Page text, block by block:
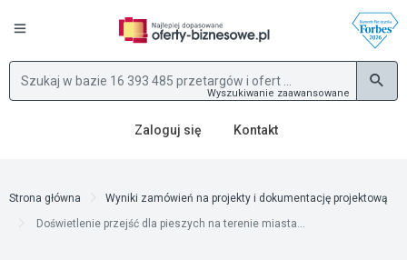
Wyszukiwanie zaawansowane
Zaloguj się Kontakt
Strona główna
Wyniki zamówień na projekty i dokumentację projektową
Doświetlenie przejść dla pieszych na terenie miasta...